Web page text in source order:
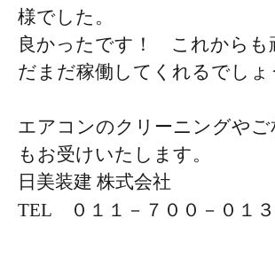
様でした。
良かったです！ これからも
だまだ稼働してくれるでしょ
エアコンのクリーニングや
もお受けいたします。
日美装建 株式会社
TEL ０１１－７００－０１３